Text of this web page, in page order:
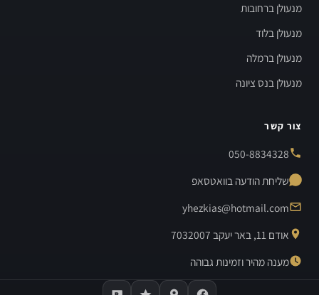
מנעולן ברחובות
מנעולן בלוד
מנעולן ברמלה
מנעולן בנס ציונה
צור קשר
050-8834328
שליחת הודעה בוואטסאפ
yhezkias@hotmail.com
אודם 11, באר יעקב 7032007
מענה מהיר וזמינות גבוהה